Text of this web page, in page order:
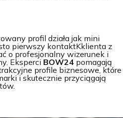
profil działa jak mini
pierwszy kontaktKklienta z
o profesjonalny wizerunek i
Eksperci BOW24 pomagają
profile biznesowe, które
i skutecznie przyciągają